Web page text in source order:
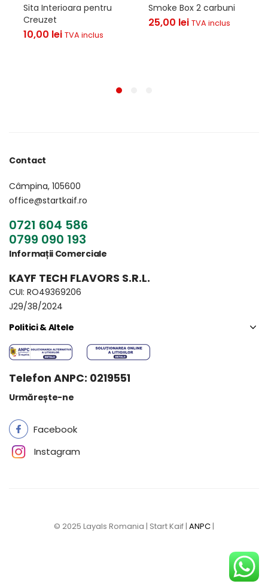
Sita Interioara pentru
Creuzet
10,00 lei TVA inclus
Smoke Box 2 carbuni
25,00 lei TVA inclus
Contact
Câmpina, 105600
office@startkaif.ro
0721 604 586
0799 090 193
Informații Comerciale
KAYF TECH FLAVORS S.R.L.
CUI: RO49369206
J29/38/2024
Politici & Altele
Telefon ANPC: 0219551
Urmărește-ne
Facebook
Instagram
© 2025 Layals Romania | Start Kaif | ANPC |